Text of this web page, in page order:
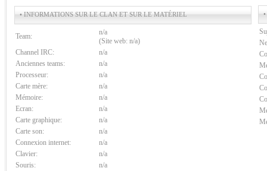
• INFORMATIONS SUR LE CLAN ET SUR LE MATÉRIEL
Team:
n/a
(Site web: n/a)
Channel IRC:
n/a
Anciennes teams:
n/a
Processeur:
n/a
Carte mère:
n/a
Mémoire:
n/a
Ecran:
n/a
Carte graphique:
n/a
Carte son:
n/a
Connexion internet:
n/a
Clavier:
n/a
Souris:
n/a
•